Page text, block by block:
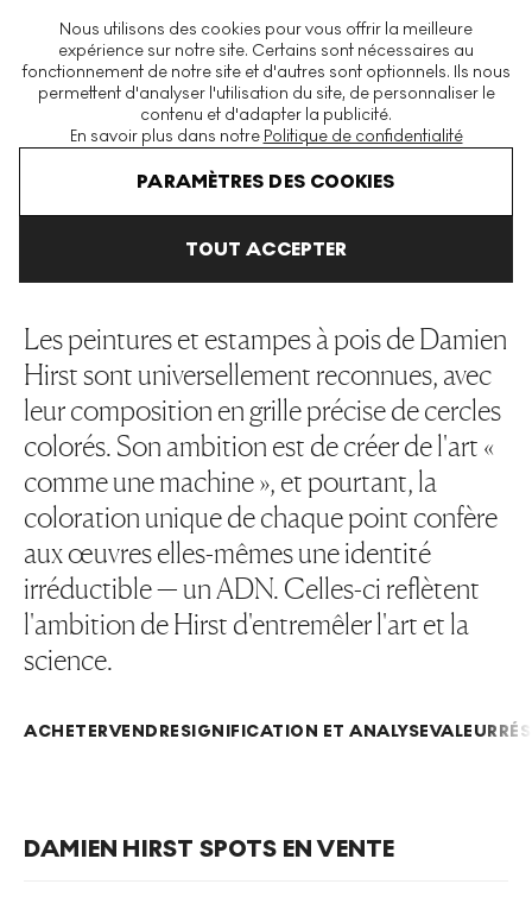
Nous utilisons des cookies pour vous offrir la meilleure
expérience sur notre site. Certains sont nécessaires au
fonctionnement de notre site et d'autres sont optionnels. Ils nous
permettent d'analyser l'utilisation du site, de personnaliser le
contenu et d'adapter la publicité.
En savoir plus dans notre Politique de confidentialité
PARAMÈTRES DES COOKIES
TOUT ACCEPTER
La plus grande plateforme mondiale d'estampes et éditions
modernes et contemporaines
Damien Hirst Spots
SPOTS
Les peintures et estampes à pois de Damien
Hirst sont universellement reconnues, avec
leur composition en grille précise de cercles
colorés. Son ambition est de créer de l'art «
comme une machine », et pourtant, la
coloration unique de chaque point confère
aux œuvres elles-mêmes une identité
irréductible — un ADN. Celles-ci reflètent
l'ambition de Hirst d'entremêler l'art et la
science.
ACHETERVENDRESIGNIFICATION ET ANALYSEVALEUR
DAMIEN HIRST SPOTS EN VENTE